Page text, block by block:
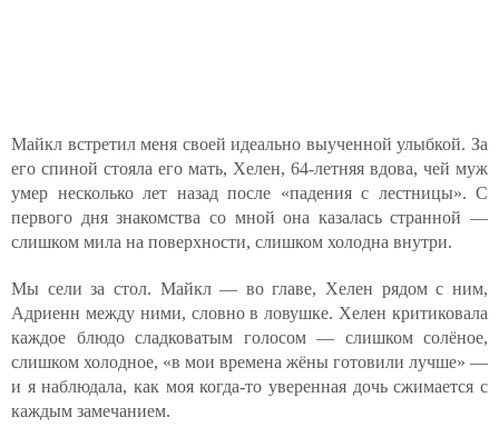
Майкл встретил меня своей идеально выученной улыбкой. За
его спиной стояла его мать, Хелен, 64-летняя вдова, чей муж
умер несколько лет назад после «падения с лестницы». С
первого дня знакомства со мной она казалась странной —
слишком мила на поверхности, слишком холодна внутри.
Мы сели за стол. Майкл — во главе, Хелен рядом с ним,
Адриенн между ними, словно в ловушке. Хелен критиковала
каждое блюдо сладковатым голосом — слишком солёное,
слишком холодное, «в мои времена жёны готовили лучше» —
и я наблюдала, как моя когда-то уверенная дочь сжимается с
каждым замечанием.